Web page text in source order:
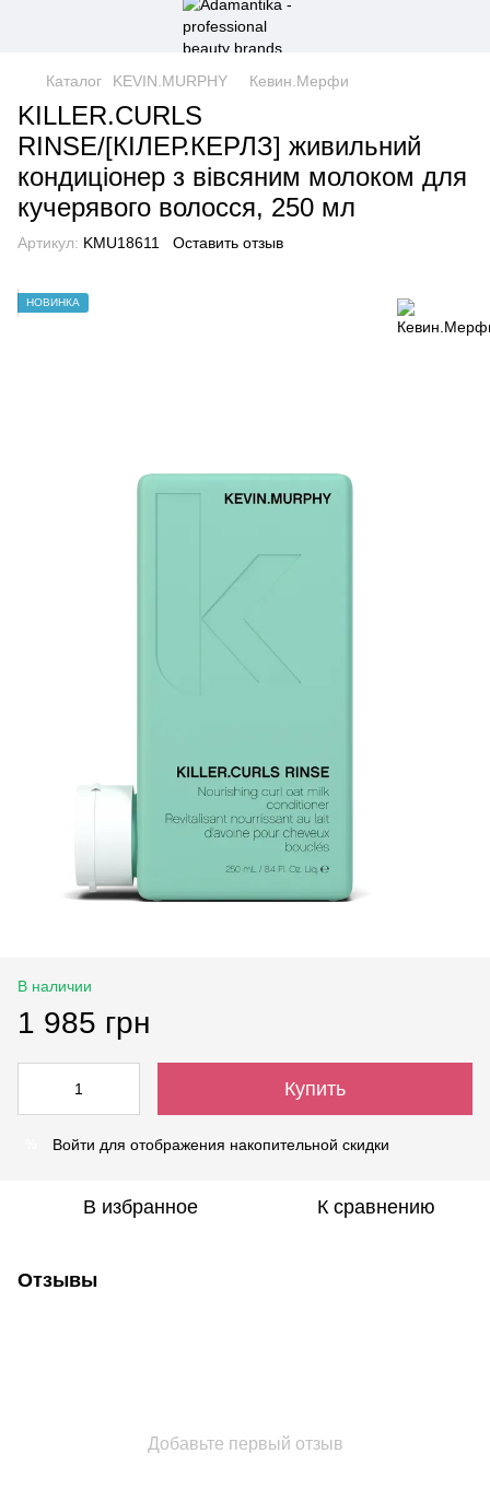
Каталог KEVIN.MURPHY Кевин.Мерфи
KILLER.CURLS
RINSE/[КІЛЕР.КЕРЛЗ] живильний
кондиціонер з вівсяним молоком для
кучерявого волосся, 250 мл
Артикул: KMU18611 Оставить отзыв
НОВИНКА
В наличии
1 985 грн
Купить
Войти для отображения накопительной скидки
В избранное К сравнению
Отзывы
Добавьте первый отзыв